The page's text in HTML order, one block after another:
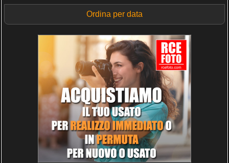
Ordina per data